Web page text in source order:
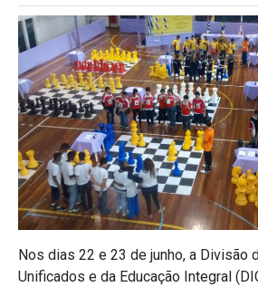
Nos dias 22 e 23 de junho, a Divisão
Unificados e da Educação Integral